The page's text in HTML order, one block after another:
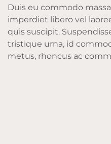
Duis eu commodo
imperdiet libero vel
quis suscipit.
tristique urna, id
metus, rhoncus ac